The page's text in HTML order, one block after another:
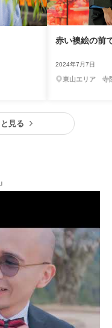
赤い襖絵の前
2024年7月7日
東山エリア 寺
見る